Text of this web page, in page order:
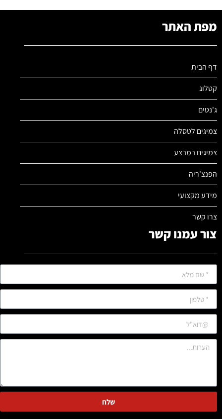
מפת האתר
דף הבית
קטלוג
ג'נטים
צמיגים לטסלה
צמיגים במבצע
הפנצ'ריה
מידע מקצועי
צרו קשר
צור עמנו קשר
שלח